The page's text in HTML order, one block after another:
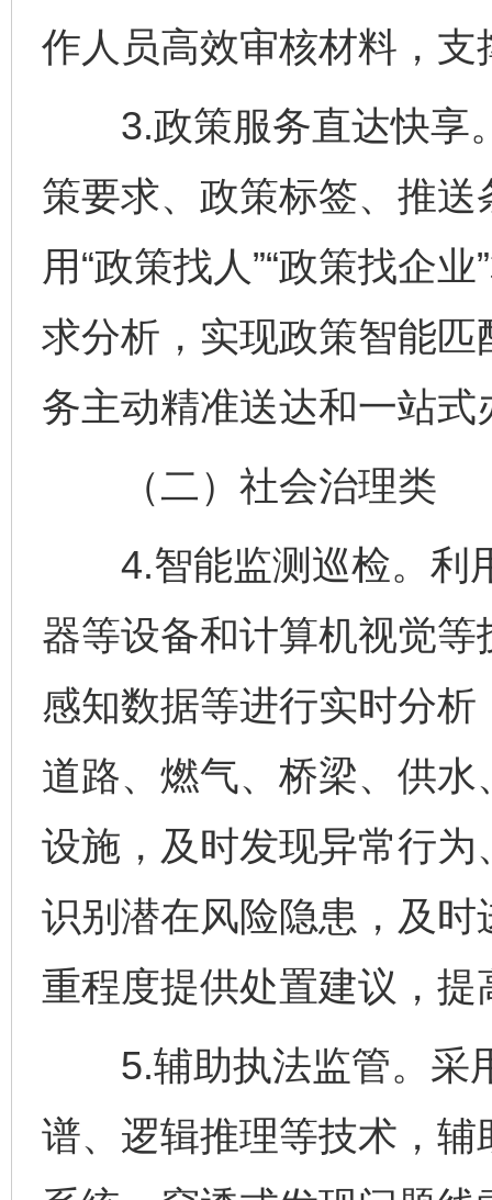
作人员高效审核材料，
3.政策服务直达快享
策要求、政策标签、推
用“政策找人”“政策找企
求分析，实现政策智能
务主动精准送达和一站式
（二）社会治理类
4.智能监测巡检。利
器等设备和计算机视觉
感知数据等进行实时分
道路、燃气、桥梁、供
设施，及时发现异常行
识别潜在风险隐患，及
重程度提供处置建议，
5.辅助执法监管。采
谱、逻辑推理等技术，